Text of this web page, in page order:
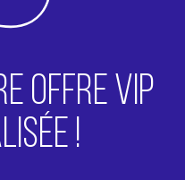
OFFRE VIP
!